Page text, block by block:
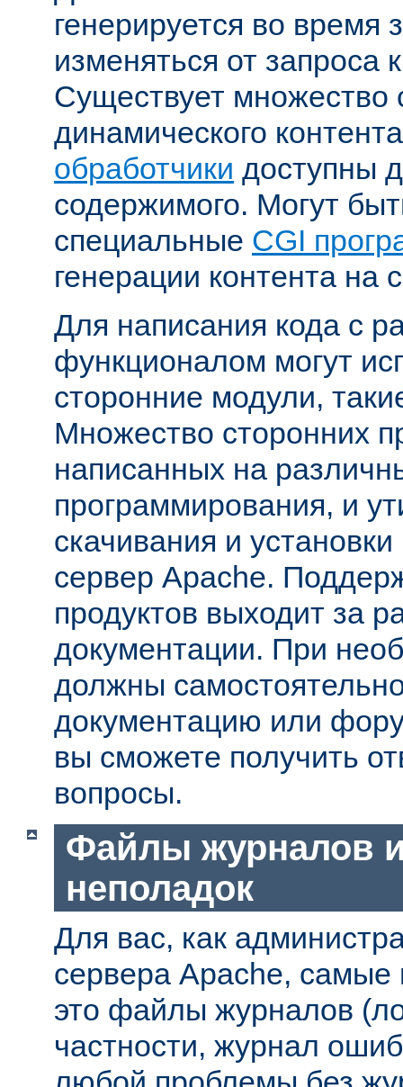
генерируется во время
изменяться от запроса
Существует множество
динамического
обработчики доступны
содержимого. Могут
специальные CGI
генерации контента на
Для написания кода с
функционалом могут
сторонние модули,
Множество сторонних
написанных на
программирования, и
скачивания и
сервер Apache.
продуктов выходит за
документации. При
должны
документацию или
вы сможете получить
вопросы.
Файлы журналов
неполадок
Для вас, как
сервера Apache,
это файлы журналов
частности, журнал